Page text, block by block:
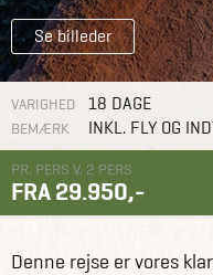
Se billeder
VARIGHED 18 DAGE
BEMÆRK INKL. FLY OG
PR. PERS V. 2 PERS
FRA 29.950,-
Denne rejse er vores